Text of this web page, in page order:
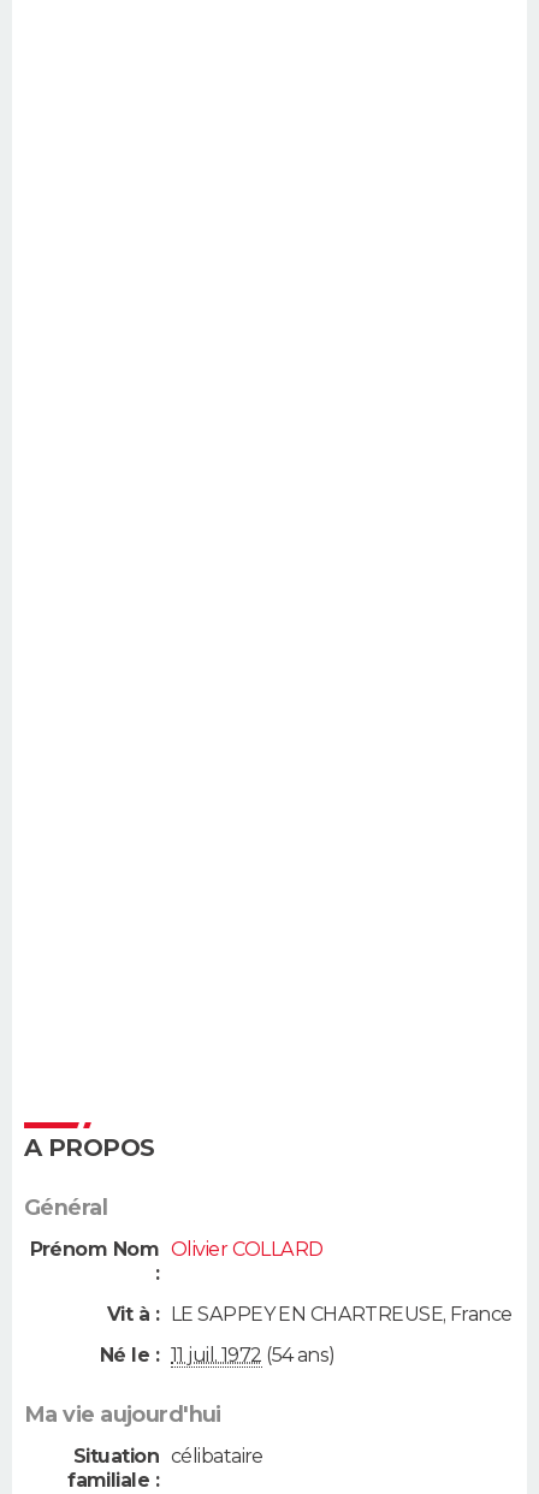
A PROPOS
Général
Prénom Nom
:
Olivier COLLARD
Vit à : LE SAPPEY EN CHARTREUSE, France
Né le : 11 juil. 1972 (54 ans)
Ma vie aujourd'hui
Situation
familiale :
célibataire